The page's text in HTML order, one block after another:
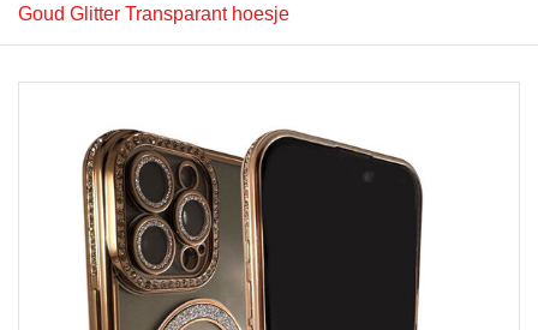
Goud Glitter Transparant hoesje